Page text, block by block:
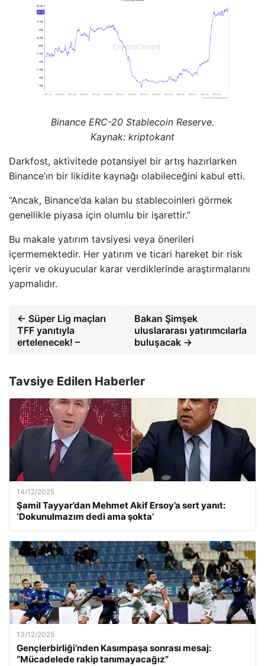
Binance ERC-20 Stablecoin Reserve.
Kaynak: kriptokant
Darkfost, aktivitede potansiyel bir artış hazırlarken
Binance’ın bir likidite kaynağı olabileceğini kabul etti.
“Ancak, Binance’da kalan bu stablecoinleri görmek
genellikle piyasa için olumlu bir işarettir.”
Bu makale yatırım tavsiyesi veya önerileri
içermemektedir. Her yatırım ve ticari hareket bir risk
içerir ve okuyucular karar verdiklerinde araştırmalarını
yapmalıdır.
← Süper Lig maçları
TFF yanıtıyla
ertelenecek! –
Bakan Şimşek
uluslararası yatırımcılarla
buluşacak →
Tavsiye Edilen Haberler
14/12/2025
Şamil Tayyar’dan Mehmet Akif Ersoy’a sert yanıt:
‘Dokunulmazım dedi ama şokta’
13/12/2025
Gençlerbirliği’nden Kasımpaşa sonrası mesaj:
“Mücadelede rakip tanımayacağız”